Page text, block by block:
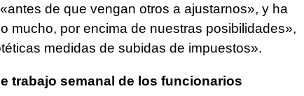
de que vengan otros a ajustarnos», y ha
mucho, por encima de nuestras posibilidades»,
medidas de subidas de impuestos».
trabajo semanal de los funcionarios